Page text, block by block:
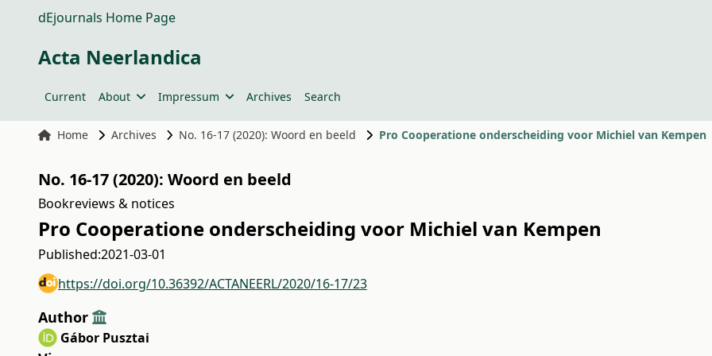
dEjournals Home Page
Acta Neerlandica
Current About Impressum Archives Search
Home Archives No. 16-17 (2020): Woord en beeld Pro Cooperatione onderscheiding voor Michiel van Kempen
No. 16-17 (2020): Woord en beeld
Bookreviews & notices
Pro Cooperatione onderscheiding voor Michiel van Kempen
Published:2021-03-01
https://doi.org/10.36392/ACTANEERL/2020/16-17/23
Author
Gábor Pusztai